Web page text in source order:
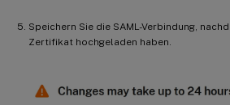
Speichern Sie die SAML-Verbindung,
Zertifikat hochgeladen haben.